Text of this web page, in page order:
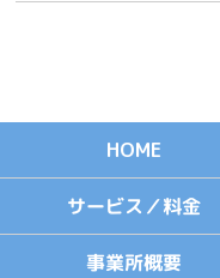
HOME
サービス／料金
事業所概要